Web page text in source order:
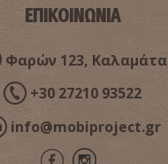
ΕΠΙΚΟΙΝΩΝΙΑ
Φαρών 123, Καλαμάτα
+30 27210 93522
info@mobiproject.gr